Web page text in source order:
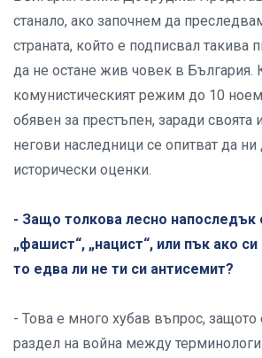
станало, ако започнем да
страната, който е подписвал такива
да не остане жив човек в България.
комунистическият режим до 10
обявен за престъпен, заради своята
негови наследници се опитват да ни
исторически оценки.
- Защо толкова лесно напоследък
„фашист“, „нацист“, или пък ако
то едва ли не ти си антисемит?
- Това е много хубав въпрос, защото
раздел на война между